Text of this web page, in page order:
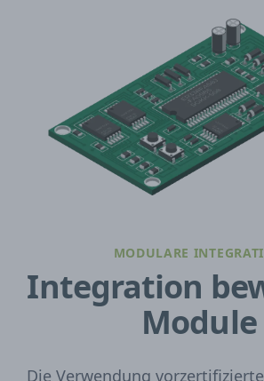
MODULARE
Integration
Module
Die Verwendung